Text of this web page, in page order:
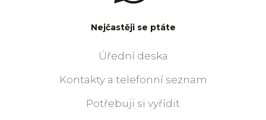
Nejčastěji se ptáte
Úřední deska
Kontakty a telefonní seznam
Potřebuji si vyřídit